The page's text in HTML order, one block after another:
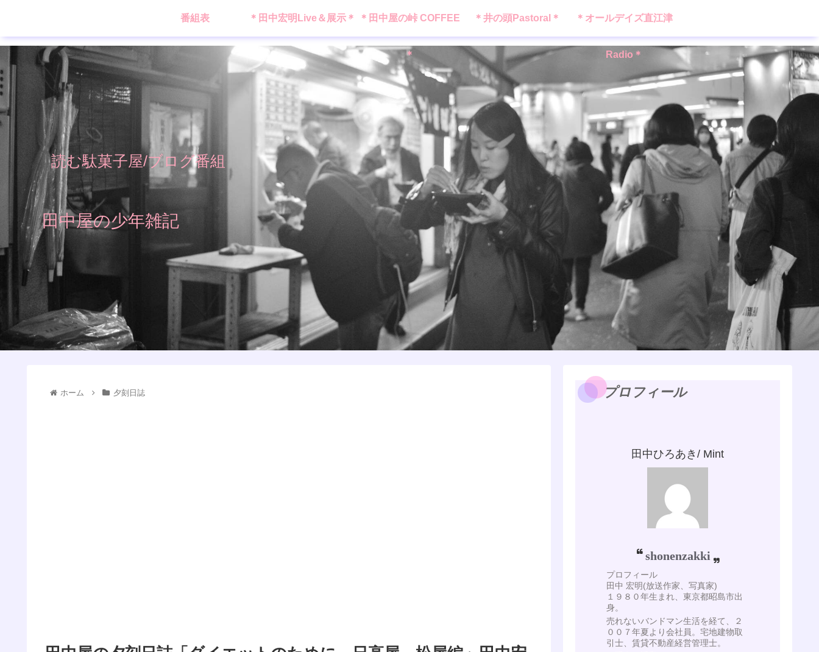
読む駄菓子屋/ブログ番組
田中屋の少年雑記
番組表 ＊田中宏明Live＆展示＊ ＊田中屋の峠 COFFEE
＊
＊井の頭Pastoral＊ ＊オールデイズ直江津
Radio＊
ホーム 夕刻日誌 プロフィール
田中ひろあき/ Mint
shonenzakki
プロフィール
田中 宏明(放送作家、写真家)
１９８０年生まれ、東京都昭島市出
身。
売れないバンドマン生活を経て、２
００７年夏より会社員。宅地建物取
引士、賃貸不動産経営管理士。